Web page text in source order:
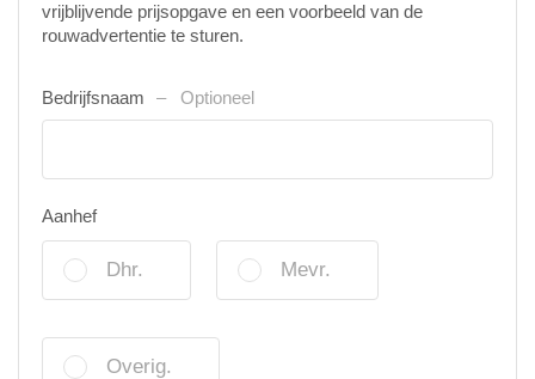
vrijblijvende prijsopgave en een voorbeeld van de
rouwadvertentie te sturen.
Bedrijfsnaam Optioneel
Aanhef
Dhr. Mevr.
Overig.